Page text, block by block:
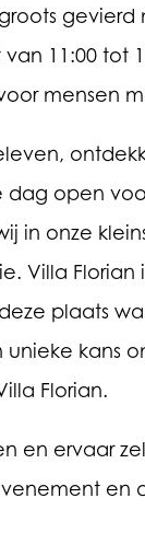
11:00 tot
mensen
dag open
in onze
Villa Florian
plaats
kans
Florian.
en ervaar
en